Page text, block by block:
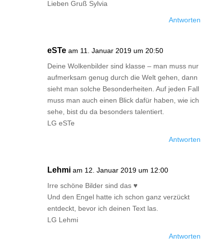
Lieben Gruß Sylvia
Antworten
eSTe am 11. Januar 2019 um 20:50
Deine Wolkenbilder sind klasse – man muss nur
aufmerksam genug durch die Welt gehen, dann
sieht man solche Besonderheiten. Auf jeden Fall
muss man auch einen Blick dafür haben, wie ich
sehe, bist du da besonders talentiert.
LG eSTe
Antworten
Lehmi am 12. Januar 2019 um 12:00
Irre schöne Bilder sind das ♥
Und den Engel hatte ich schon ganz verzückt
entdeckt, bevor ich deinen Text las.
LG Lehmi
Antworten